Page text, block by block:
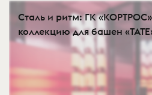
Сталь и ритм: ГК
коллекцию для башен